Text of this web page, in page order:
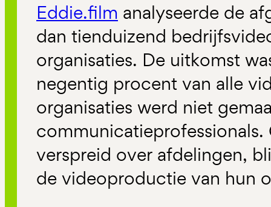
Eddie.film analyseerde de
dan tienduizend
organisaties. De uitkomst
negentig procent van alle
organisaties werd niet
verspreid over afdelingen,
de videoproductie van hun